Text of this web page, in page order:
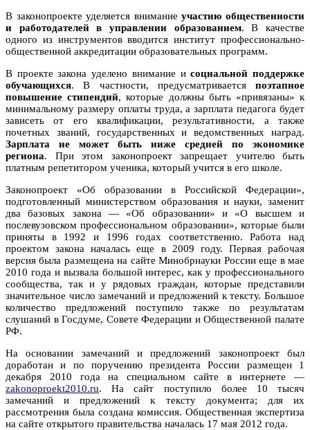
В законопроекте уделяется вниманиеучастию общественности
и работодателей в управлении образованием. В качестве
одного из инструментов вводится институт профессионально-
общественной аккредитации образовательных программ.
В проекте закона уделено внимание исоциальной поддержке
обучающихся. В частности, предусматривается поэтапное
повышение стипендий, которые должны быть «привязаны» к
минимальному размеру оплаты труда, а зарплата педагога будет
зависеть от его квалификации, результативности, а также
почетных званий, государственных и ведомственных наград.
Зарплата не может быть ниже средней по экономике
региона. При этом законопроект запрещает учителю быть
платным репетитором ученика, который учится в его школе.
Законопроект «Об образовании в Российской Федерации»,
подготовленный министерством образования и науки, заменит
два базовых закона — «Об образовании» и «О высшем и
послевузовском профессиональном образовании», которые были
приняты в 1992 и 1996 годах соответственно. Работа над
проектом закона началась еще в 2009 году. Первая рабочая
версия была размещена на сайте Минобрнауки России еще в мае
2010 года и вызвала большой интерес, как у профессионального
сообщества, так и у рядовых граждан, которые представили
значительное число замечаний и предложений к тексту. Большое
количество предложений поступило также по результатам
слушаний в Госдуме, Совете Федерации и Общественной палате
РФ.
На основании замечаний и предложений законопроект был
доработан и по поручению президента России размещен 1
декабря 2010 года на специальном сайте в интернете —
zakonoproekt2010.ru. На сайт поступило более 10 тысяч
замечаний и предложений к тексту документа; для их
рассмотрения была создана комиссия. Общественная экспертиза
на сайте открытого правительства началась 17 мая 2012 года.